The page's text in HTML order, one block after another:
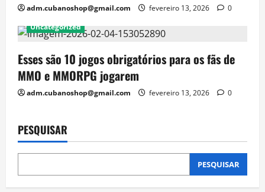
adm.cubanoshop@gmail.com fevereiro 13, 2026
0
Uncategorized
Esses são 10 jogos obrigatórios para os fãs de
MMO e MMORPG jogarem
adm.cubanoshop@gmail.com fevereiro 13, 2026 0
PESQUISAR
PESQUISAR